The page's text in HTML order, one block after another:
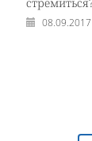
08.09.2017